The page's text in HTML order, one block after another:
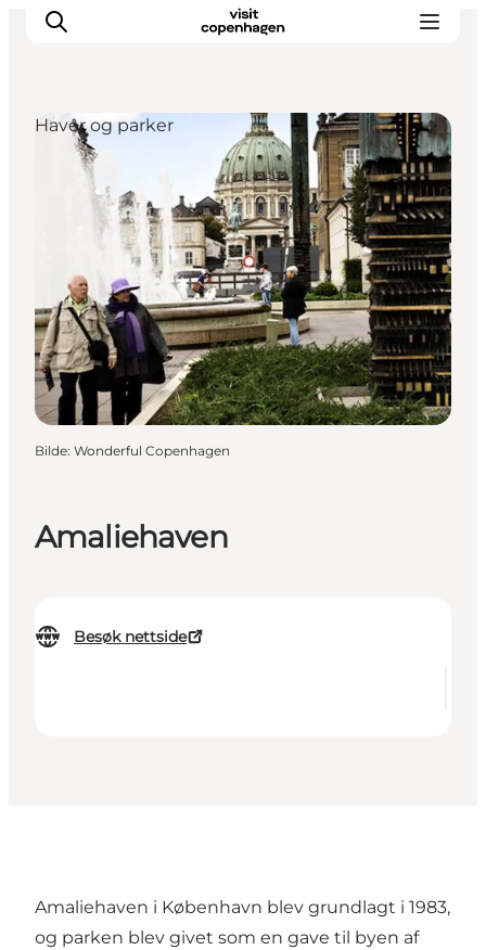
Aktiviteter
Spise og drikke
Planlegg turen din
Amaliehaven
Besøk nettside
Haver og parker
Bilde: Wonderful Copenhagen
Amaliehaven i København blev grundlagt i 1983,
og parken blev givet som en gave til byen af